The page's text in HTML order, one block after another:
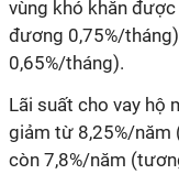
vùng khó khăn
đương 0,75%/
0,65%/tháng).
Lãi suất cho vay hộ
giảm từ 8,25%/năm
còn 7,8%/năm